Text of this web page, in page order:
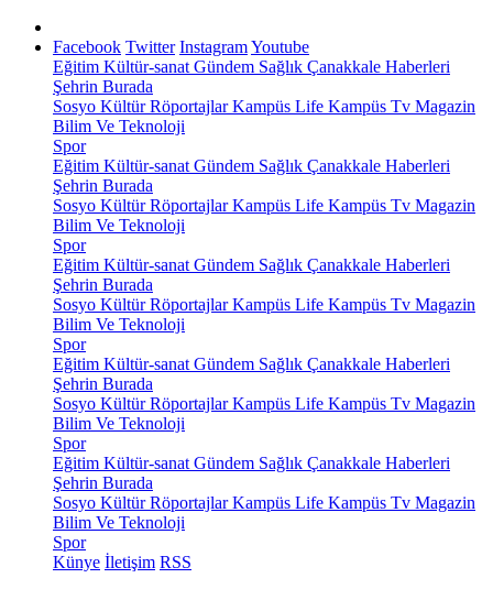
Facebook Twitter InstagramYoutube
Eğitim Kültür-sanat Gündem Sağlık Çanakkale Haberleri
Şehrin Burada
Sosyo KültürRöportajlarKampüs Life Kampüs Tv Magazin
Bilim Ve Teknoloji
Spor
Eğitim Kültür-sanat Gündem Sağlık Çanakkale Haberleri
Şehrin Burada
Sosyo KültürRöportajlarKampüs Life Kampüs Tv Magazin
Bilim Ve Teknoloji
Spor
Eğitim Kültür-sanat Gündem Sağlık Çanakkale Haberleri
Şehrin Burada
Sosyo KültürRöportajlarKampüs Life Kampüs Tv Magazin
Bilim Ve Teknoloji
Spor
Eğitim Kültür-sanat Gündem Sağlık Çanakkale Haberleri
Şehrin Burada
Sosyo KültürRöportajlarKampüs Life Kampüs Tv Magazin
Bilim Ve Teknoloji
Spor
Eğitim Kültür-sanat Gündem Sağlık Çanakkale Haberleri
Şehrin Burada
Sosyo KültürRöportajlarKampüs Life Kampüs Tv Magazin
Bilim Ve Teknoloji
Spor
Künye İletişim RSS